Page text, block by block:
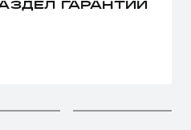
ГАРАНТИИ